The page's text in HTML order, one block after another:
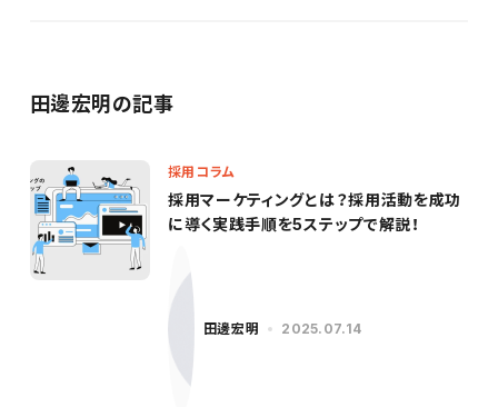
田邊宏明の記事
採用コラム
採用マーケティングとは？採用活動を成功
に導く実践手順を5ステップで解説！
田邊宏明 2025.07.14